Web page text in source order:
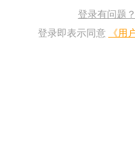
登录有问题？
登录即表示同意
《用